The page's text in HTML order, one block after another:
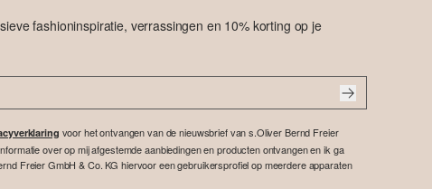
fashioninspiratie, verrassingen en 10% korting op je
voor het ontvangen van de nieuwsbrief van s.Oliver Bernd Freier
over op mij afgestemde aanbiedingen en producten ontvangen en ik ga
Freier GmbH & Co. KG hiervoor een gebruikersprofiel op meerdere apparaten